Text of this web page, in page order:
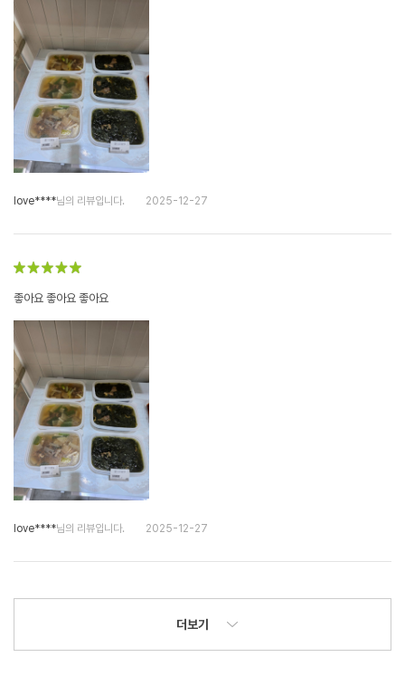
love****님의 리뷰입니다. 2025-12-27
좋아요 좋아요 좋아요
love****님의 리뷰입니다. 2025-12-27
더보기